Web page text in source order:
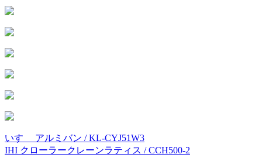
投
稿
いすゞ アルミバン / KL-CYJ51W3
IHI クローラークレーンラティス / CCH500-2